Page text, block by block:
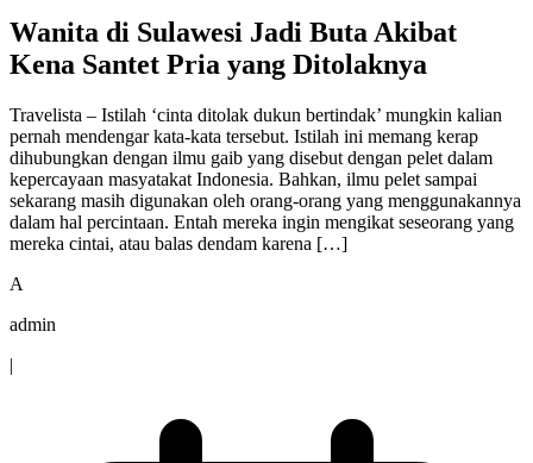
Wanita di Sulawesi Jadi Buta Akibat
Kena Santet Pria yang Ditolaknya
Travelista – Istilah ‘cinta ditolak dukun bertindak’ mungkin kalian
pernah mendengar kata-kata tersebut. Istilah ini memang kerap
dihubungkan dengan ilmu gaib yang disebut dengan pelet dalam
kepercayaan masyatakat Indonesia. Bahkan, ilmu pelet sampai
sekarang masih digunakan oleh orang-orang yang menggunakannya
dalam hal percintaan. Entah mereka ingin mengikat seseorang yang
mereka cintai, atau balas dendam karena […]
A
admin
|